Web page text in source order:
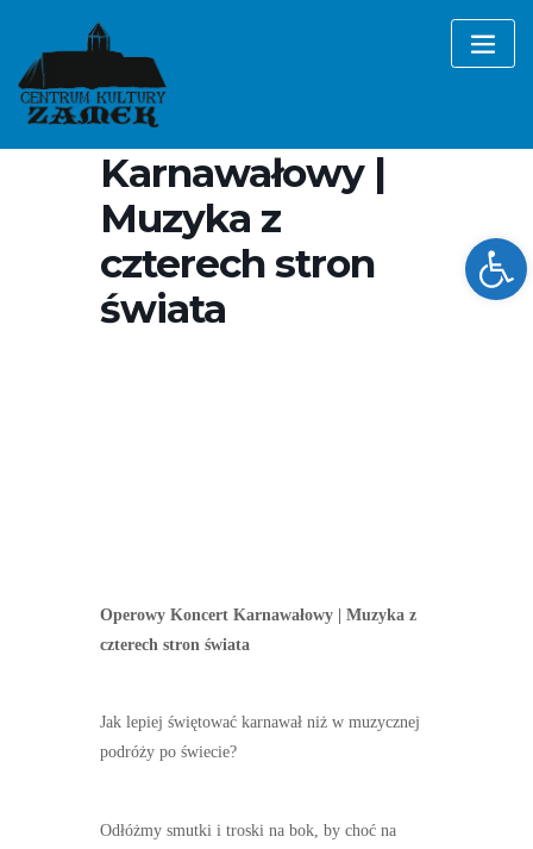
content
Operowy
Koncert
Karnawałowy |
Muzyka z
czterech stron
świata
Operowy Koncert Karnawałowy | Muzyka z
czterech stron świata
Jak lepiej świętować karnawał niż w muzycznej
podróży po świecie?
Odłóżmy smutki i troski na bok, by choć na